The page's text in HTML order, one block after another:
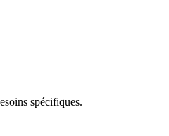
spécifiques.